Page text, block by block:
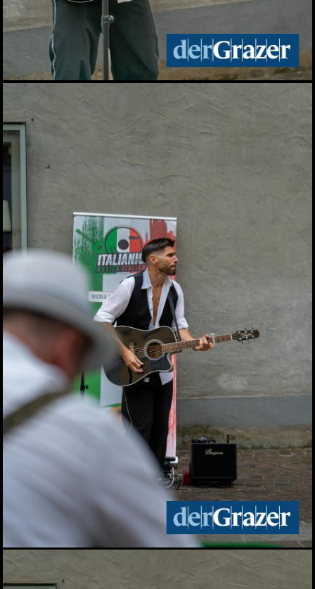
3. Annenfrühstück bei
Cookina
22.04.2026
Maturaball.info Brunch
2026
16.04.2026
16.04.2026
Spatenstich für den
neuen Bildungscampus in
Seiersberg
Zukunftstag 2026 der
Grazer Volkspartei
10.04.2026
Auftakt für den 27.
Steiermark-Frühling in
Wien
09.04.2026
"der Grazer" lädt zum
Empfang beim
Steiermark-Frühling
Steirischen Weines 2026